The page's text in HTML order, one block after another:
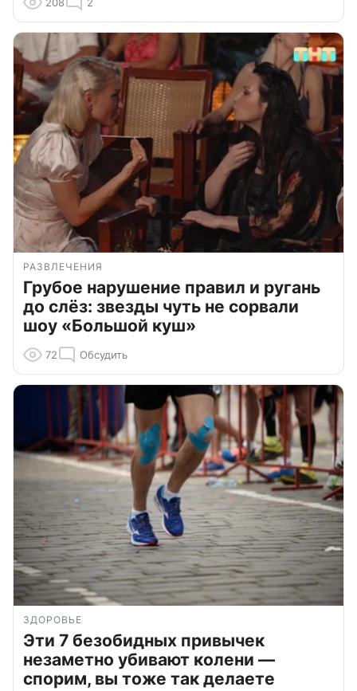
РАЗВЛЕЧЕНИЯ
Грубое нарушение правил и ругань
до слёз: звезды чуть не сорвали
шоу «Большой куш»
72 Обсудить
ЗДОРОВЬЕ
Эти 7 безобидных привычек
незаметно убивают колени —
спорим, вы тоже так делаете